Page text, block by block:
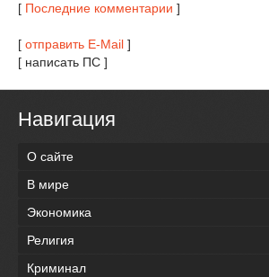
[ Последние комментарии ]
[ отправить E-Mail ]
[ написать ПС ]
Навигация
О сайте
В мире
Экономика
Религия
Криминал